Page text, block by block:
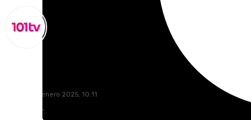
viernes, 24 enero 2025, 10:11
Compartir: